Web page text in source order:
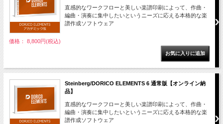
直感的なワークフローと美しい楽譜印刷によって、作曲・
編曲・演奏に集中したいというニーズに応える本格的な楽
譜作成ソフトウェア
価格： 8,800円(税込)
Steinberg/DORICO ELEMENTS 6 通常版【オンライン納
品】
直感的なワークフローと美しい楽譜印刷によって、作曲・
編曲・演奏に集中したいというニーズに応える本格的な楽
譜作成ソフトウェア